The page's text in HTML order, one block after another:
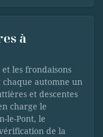
à
les frondaisons
automne un
et descentes
charge le
le-Pont, le
de la